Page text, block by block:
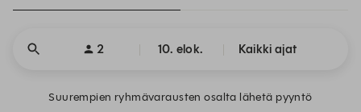
2 10. elok. Kaikki ajat
Suurempien ryhmävarausten osalta lähetä pyyntö